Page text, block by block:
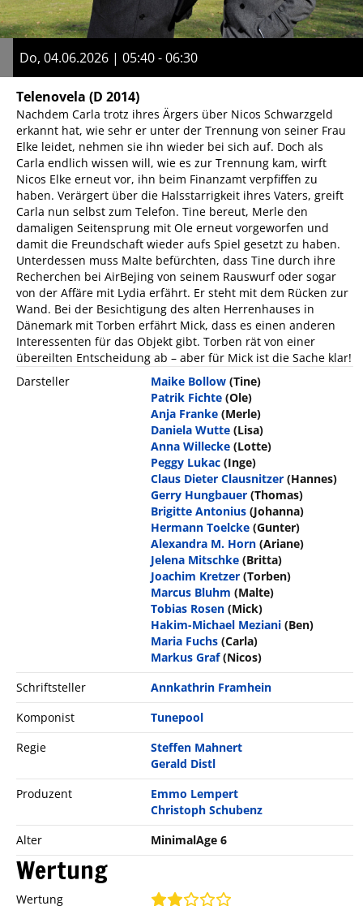
Do, 04.06.2026 | 05:40 - 06:30
Telenovela (D 2014)
Nachdem Carla trotz ihres Ärgers über Nicos Schwarzgeld
erkannt hat, wie sehr er unter der Trennung von seiner Frau
Elke leidet, nehmen sie ihn wieder bei sich auf. Doch als
Carla endlich wissen will, wie es zur Trennung kam, wirft
Nicos Elke erneut vor, ihn beim Finanzamt verpfiffen zu
haben. Verärgert über die Halsstarrigkeit ihres Vaters, greift
Carla nun selbst zum Telefon. Tine bereut, Merle den
damaligen Seitensprung mit Ole erneut vorgeworfen und
damit die Freundschaft wieder aufs Spiel gesetzt zu haben.
Unterdessen muss Malte befürchten, dass Tine durch ihre
Recherchen bei AirBejing von seinem Rauswurf oder sogar
von der Affäre mit Lydia erfährt. Er steht mit dem Rücken zur
Wand. Bei der Besichtigung des alten Herrenhauses in
Dänemark mit Torben erfährt Mick, dass es einen anderen
Interessenten für das Objekt gibt. Torben rät von einer
übereilten Entscheidung ab – aber für Mick ist die Sache klar!
Darsteller
Maike Bollow (Tine)
Patrik Fichte (Ole)
Anja Franke (Merle)
Daniela Wutte (Lisa)
Anna Willecke (Lotte)
Peggy Lukac (Inge)
Claus Dieter Clausnitzer (Hannes)
Gerry Hungbauer (Thomas)
Brigitte Antonius (Johanna)
Hermann Toelcke (Gunter)
Alexandra M. Horn (Ariane)
Jelena Mitschke (Britta)
Joachim Kretzer (Torben)
Marcus Bluhm (Malte)
Tobias Rosen (Mick)
Hakim-Michael Meziani (Ben)
Maria Fuchs (Carla)
Markus Graf (Nicos)
Schriftsteller
Annkathrin Framhein
Komponist
Tunepool
Regie
Steffen Mahnert
Gerald Distl
Produzent
Emmo Lempert
Christoph Schubenz
Alter
MinimalAge 6
Wertung
Wertung